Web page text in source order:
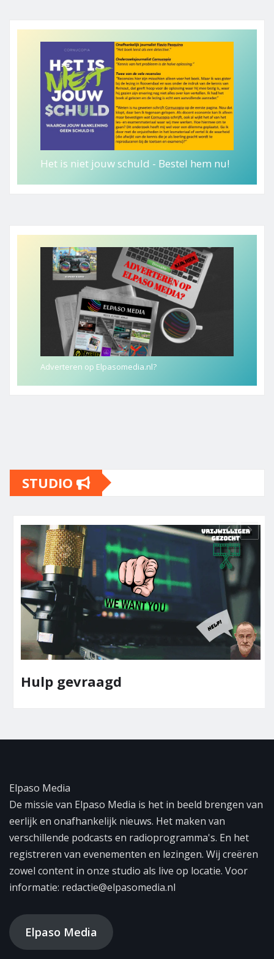
Het is niet jouw schuld - Bestel hem nu!
Adverteren op Elpasomedia.nl?
STUDIO
Hulp gevraagd
Elpaso Media
De missie van Elpaso Media is het in beeld brengen van
eerlijk en onafhankelijk nieuws. Het maken van
verschillende podcasts en radioprogramma's. En het
registreren van evenementen en lezingen. Wij creëren
zowel content in onze studio als live op locatie. Voor
informatie: redactie@elpasomedia.nl
Elpaso Media